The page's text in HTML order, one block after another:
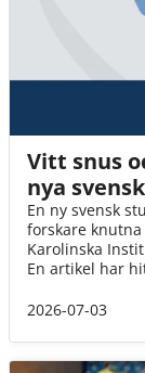
Vitt snus
nya
En ny svensk
forskare
Karolinska
En artikel har
traditionellt
2026-07-03